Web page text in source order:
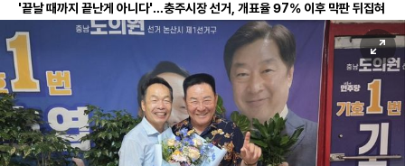
'끝날 때까지 끝난게 아니다'…충주시장 선거, 개표율 97% 이후 막판 뒤집혀